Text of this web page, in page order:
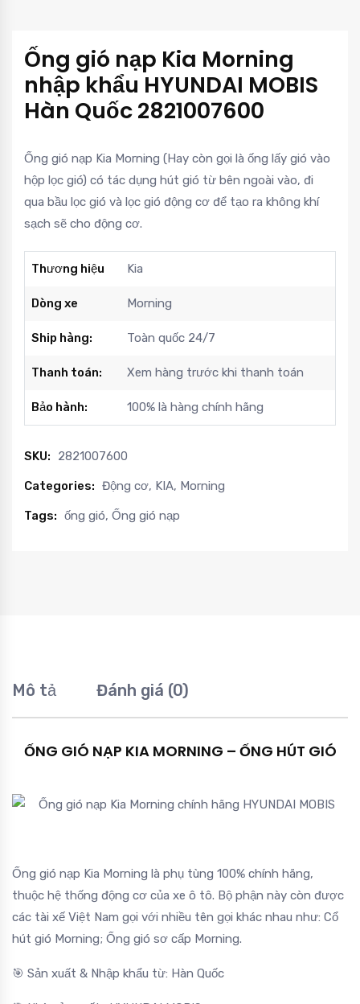
Ống gió nạp Kia Morning
nhập khẩu HYUNDAI MOBIS
Hàn Quốc 2821007600
Ống gió nạp Kia Morning (Hay còn gọi là ống lấy gió vào
hộp lọc gió) có tác dụng hút gió từ bên ngoài vào, đi
qua bầu lọc gió và lọc gió động cơ để tạo ra không khí
sạch sẽ cho động cơ.
Thương hiệu Kia
Dòng xe Morning
Ship hàng: Toàn quốc 24/7
Thanh toán: Xem hàng trước khi thanh toán
Bảo hành: 100% là hàng chính hãng
SKU: 2821007600
Categories: Động cơ, KIA, Morning
Tags: ống gió, Ống gió nạp
Mô tả Đánh giá (0)
ỐNG GIÓ NẠP KIA MORNING – ỐNG HÚT GIÓ
Ống gió nạp Kia Morning là phụ tùng 100% chính hãng,
thuộc hệ thống động cơ của xe ô tô. Bộ phận này còn được
các tài xế Việt Nam gọi với nhiều tên gọi khác nhau như: Cổ
hút gió Morning; Ống gió sơ cấp Morning.
🎯 Sản xuất & Nhập khẩu từ: Hàn Quốc